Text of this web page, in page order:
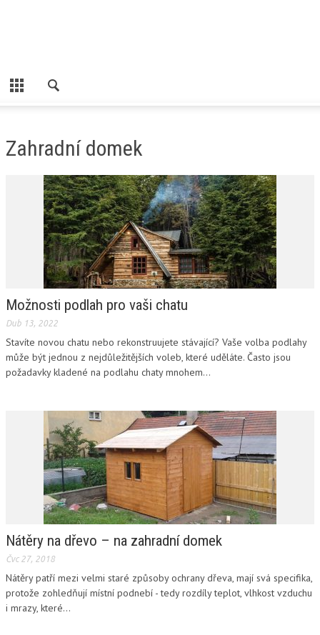
Zahradní domek
Možnosti podlah pro vaši chatu
Dub 13, 2022
Stavíte novou chatu nebo rekonstruujete stávající? Vaše volba podlahy
může být jednou z nejdůležitějších voleb, které uděláte. Často jsou
požadavky kladené na podlahu chaty mnohem...
Nátěry na dřevo – na zahradní domek
Čvc 27, 2018
Nátěry patří mezi velmi staré způsoby ochrany dřeva, mají svá specifika,
protože zohledňují místní podnebí - tedy rozdíly teplot, vlhkost vzduchu
i mrazy, které...